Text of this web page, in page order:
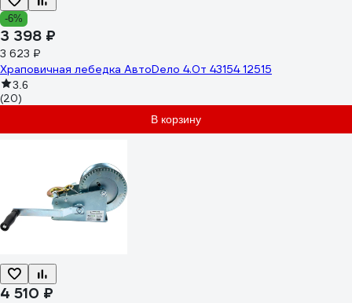
-6%
3 398 ₽
3 623 ₽
Храповичная лебедка АвтоDело 4.0т 43154 12515
3.6
(20)
В корзину
4 510 ₽